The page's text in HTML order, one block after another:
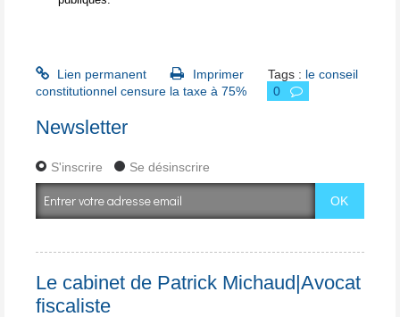
Lien permanent Imprimer Tags : le conseil
constitutionnel censure la taxe à 75%
0
Newsletter
S'inscrire Se désinscrire
Le cabinet de Patrick Michaud|Avocat
fiscaliste